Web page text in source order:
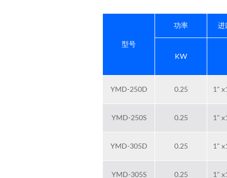
型号
功率 进
KW
YMD-250D 0.25 1"
YMD-250S 0.25 1"
YMD-305D 0.25 1"
YMD-305S 0.25 1"